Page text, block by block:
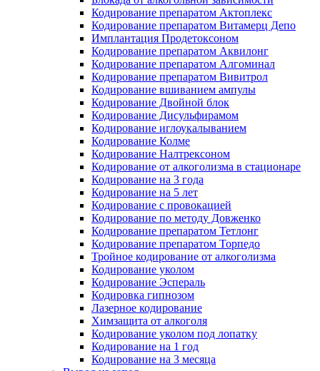
Кодирование препаратом Актоплекс
Кодирование препаратом Витамерц Депо
Имплантация Продетоксоном
Кодирование препаратом Аквилонг
Кодирование препаратом Алгоминал
Кодирование препаратом Вивитрол
Кодирование вшиванием ампулы
Кодирование Двойной блок
Кодирование Дисульфирамом
Кодирование иглоукалыванием
Кодирование Колме
Кодирование Налтрексоном
Кодирование от алкоголизма в стационаре
Кодирование на 3 года
Кодирование на 5 лет
Кодирование с провокацией
Кодирование по методу Довженко
Кодирование препаратом Тетлонг
Кодирование препаратом Торпедо
Тройное кодирование от алкоголизма
Кодирование уколом
Кодирование Эспераль
Кодировка гипнозом
Лазерное кодирование
Химзащита от алкоголя
Кодирование уколом под лопатку
Кодирование на 1 год
Кодирование на 3 месяца